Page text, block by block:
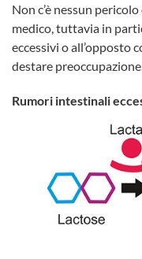
Non c’è nessun
medico, tuttavia in
eccessivi o all’opposto
destare
Rumori intestinali